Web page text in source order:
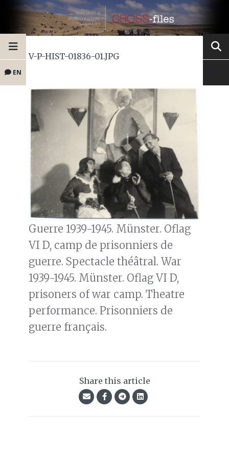
EN
V-P-HIST-01836-01.JPG
Guerre 1939-1945. Münster. Oflag
VI D, camp de prisonniers de
guerre. Spectacle théâtral. War
1939-1945. Münster. Oflag VI D,
prisoners of war camp. Theatre
performance. Prisonniers de
guerre français.
Share this article